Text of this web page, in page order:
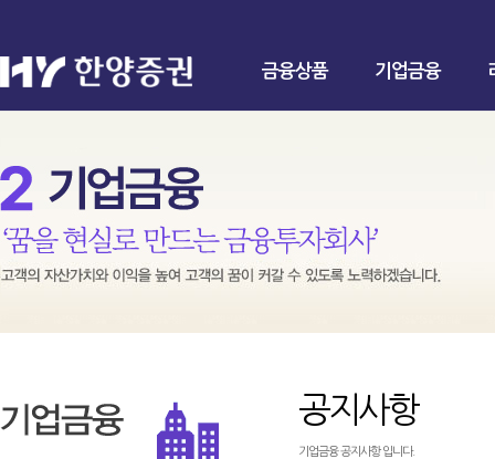
금융상품 기업금융
공지사항
기업금융 공지사항 입니다.